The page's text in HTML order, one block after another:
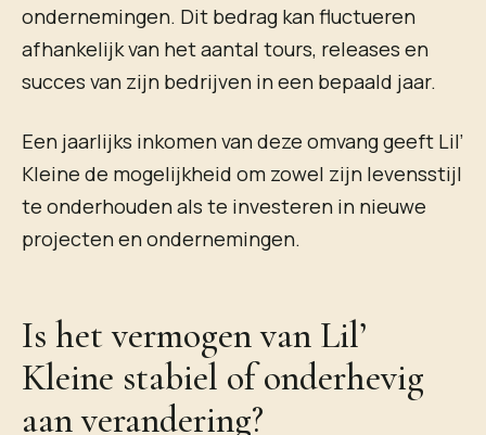
ondernemingen. Dit bedrag kan fluctueren
afhankelijk van het aantal tours, releases en
succes van zijn bedrijven in een bepaald jaar.
Een jaarlijks inkomen van deze omvang geeft Lil’
Kleine de mogelijkheid om zowel zijn levensstijl
te onderhouden als te investeren in nieuwe
projecten en ondernemingen.
Is het vermogen van Lil’
Kleine stabiel of onderhevig
aan verandering?